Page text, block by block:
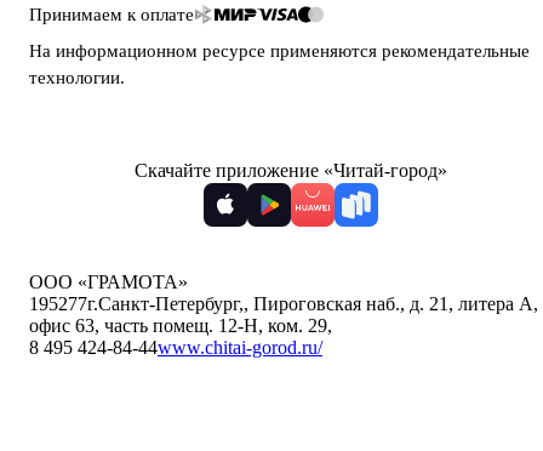
Принимаем к оплате
На информационном ресурсе применяются рекомендательные
технологии.
Скачайте приложение «Читай-город»
ООО «ГРАМОТА»
195277г.Санкт-Петербург,, Пироговская наб., д. 21, литера А,
офис 63, часть помещ. 12-Н, ком. 29,
8 495 424-84-44www.chitai-gorod.ru/